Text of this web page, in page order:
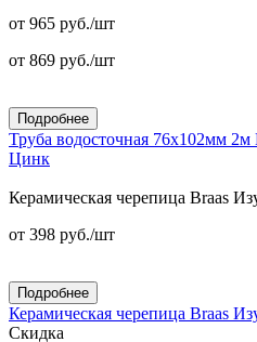
от 965 руб./шт
от 869 руб./шт
Подробнее
Труба водосточная 76x102мм
Цинк
Керамическая черепица Braas
от 398 руб./шт
Подробнее
Керамическая черепица Braas
Скидка